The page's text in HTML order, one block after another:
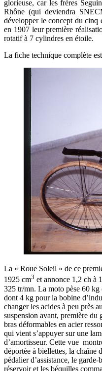
glorieuse, car les frères
Rhône (qui deviendra
développer le concept du cinq
en 1907 leur première
rotatif à 7 cylindres en étoile.
La fiche technique complète est
La « Roue Soleil » de ce
1925 cm3 et annonce 1,2 ch à
325 tr/mn. La moto pèse 60
dont 4 kg pour la bobine
changer les acides à peu près
suspension avant, première du
bras déformables en acier
qui vient s’appuyer sur une
d’amortisseur. Cette vue
déportée à biellettes, la chaîne
pédalier d’assistance, le
réservoir et les béquilles